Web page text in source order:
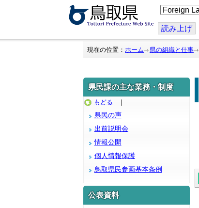
こ
の
ジ
を
翻
読み上げ
現在の位置： ホーム 県の組織と仕事
県民課の主な業務・制度
もどる ｜
県民の声
出前説明会
情報公開
個人情報保護
鳥取県民参画基本条例
公表資料